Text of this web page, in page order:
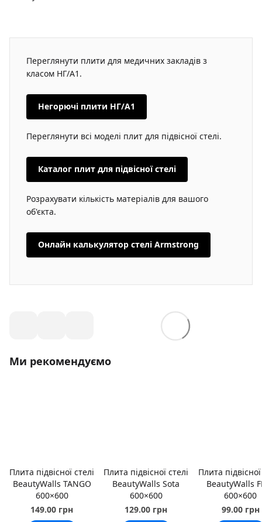
Переглянути плити для медичних закладів з
класом НГ/A1.
Негорючі плити НГ/A1
Переглянути всі моделі плит для підвісної стелі.
Каталог плит для підвісної стелі
Розрахувати кількість матеріалів для вашого
об'єкта.
Онлайн калькулятор стелі Armstrong
Ми рекомендуємо
Плита підвісної стелі
BeautyWalls TANGO
600×600
149.00 грн
Плита підвісної стелі
BeautyWalls Sota
600×600
129.00 грн
Плита підвісної
BeautyWalls
600×600
99.00 грн